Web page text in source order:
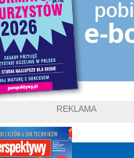
REKLAMA